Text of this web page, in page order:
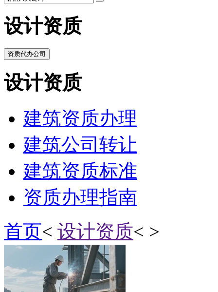
设计资质
资质代办公司
设计资质
建筑资质办理
建筑公司转让
建筑资质标准
资质办理指南
首页< 设计资质< >